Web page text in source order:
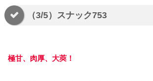
（3/5）スナック753
極甘、肉厚、大莢！